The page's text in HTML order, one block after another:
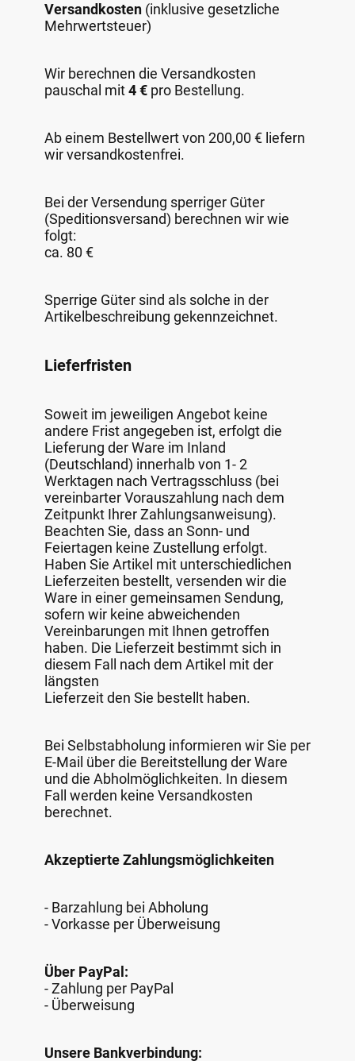
Versandkosten (inklusive gesetzliche
Mehrwertsteuer)
Wir berechnen die Versandkosten
pauschal mit4 € pro Bestellung.
Ab einem Bestellwert von 200,00 € liefern
wir versandkostenfrei.
Bei der Versendung sperriger Güter
(Speditionsversand) berechnen wir wie
folgt:
ca. 80 €
Sperrige Güter sind als solche in der
Artikelbeschreibung gekennzeichnet.
Lieferfristen
Soweit im jeweiligen Angebot keine
andere Frist angegeben ist, erfolgt die
Lieferung der Ware im Inland
(Deutschland) innerhalb von 1- 2
Werktagen nach Vertragsschluss (bei
vereinbarter Vorauszahlung nach dem
Zeitpunkt Ihrer Zahlungsanweisung).
Beachten Sie, dass an Sonn- und
Feiertagen keine Zustellung erfolgt.
Haben Sie Artikel mit unterschiedlichen
Lieferzeiten bestellt, versenden wir die
Ware in einer gemeinsamen Sendung,
sofern wir keine abweichenden
Vereinbarungen mit Ihnen getroffen
haben. Die Lieferzeit bestimmt sich in
diesem Fall nach dem Artikel mit der
längsten
Lieferzeit den Sie bestellt haben.
Bei Selbstabholung informieren wir Sie per
E-Mail über die Bereitstellung der Ware
und die Abholmöglichkeiten. In diesem
Fall werden keine Versandkosten
berechnet.
Akzeptierte Zahlungsmöglichkeiten
- Barzahlung bei Abholung
- Vorkasse per Überweisung
Über PayPal:
- Zahlung per PayPal
- Überweisung
Unsere Bankverbindung: